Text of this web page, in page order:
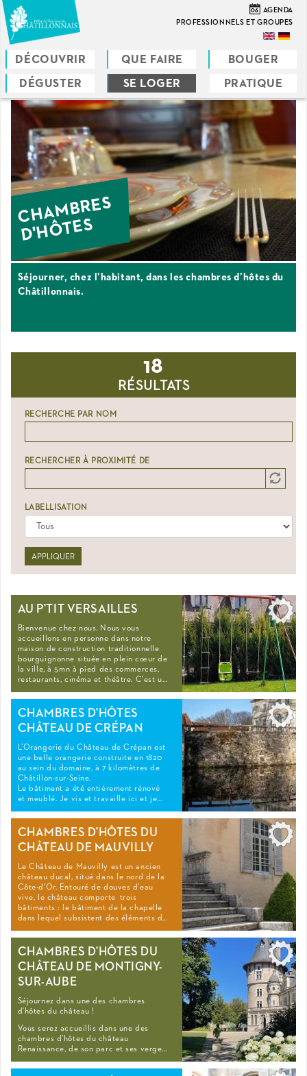
Aller
au
contenu
principal
06 AGENDA
PROFESSIONNELS ET GROUPES
DÉCOUVRIR QUE FAIRE BOUGER
DÉGUSTER SE LOGER PRATIQUE
Vous
êtes
CHAMBRES
D'HÔTES
Séjourner, chez l’habitant, dans les chambres d’hôtes du
Châtillonnais.
18
RÉSULTATS
RECHERCHE PAR NOM
RECHERCHER À PROXIMITÉ DE
LABELLISATION
APPLIQUER
AU P'TIT VERSAILLES
Bienvenue chez nous. Nous vous
accueillons en personne dans notre
maison de construction traditionnelle
bourguignonne située en plein cœur de
la ville, à 5mn à pied des commerces,
restaurants, cinéma et théâtre. C'est u…
CHAMBRES D'HÔTES
CHÂTEAU DE CRÉPAN
L’Orangerie du Château de Crépan est
une belle orangerie construite en 1820
au sein du domaine, à 7 kilomètres de
Châtillon-sur-Seine.
Le bâtiment a été entièrement rénové
et meublé. Je vis et travaille ici et je…
CHAMBRES D'HÔTES DU
CHÂTEAU DE MAUVILLY
Le Château de Mauvilly est un ancien
château ducal, situé dans le nord de la
Côte-d'Or. Entouré de douves d'eau
vive, le château comporte trois
bâtiments : le bâtiment de la chapelle
dans lequel subsistent des éléments d…
CHAMBRES D'HÔTES DU
CHÂTEAU DE MONTIGNY-
SUR-AUBE
Séjournez dans une des chambres
d'hôtes du château !
Vous serez accueillis dans une des
chambres d’hôtes du château
Renaissance, de son parc et ses verge…